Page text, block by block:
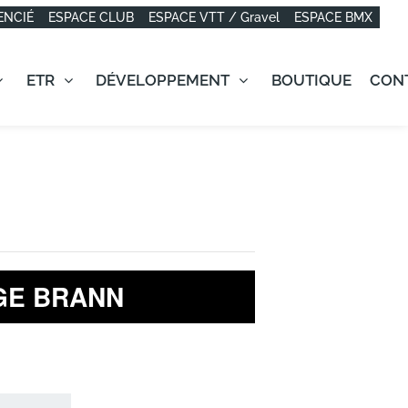
ESPACE CLUB ESPACE VTT / Gravel ESPACE BMX
ETR DÉVELOPPEMENT BOUTIQUE
BRANN